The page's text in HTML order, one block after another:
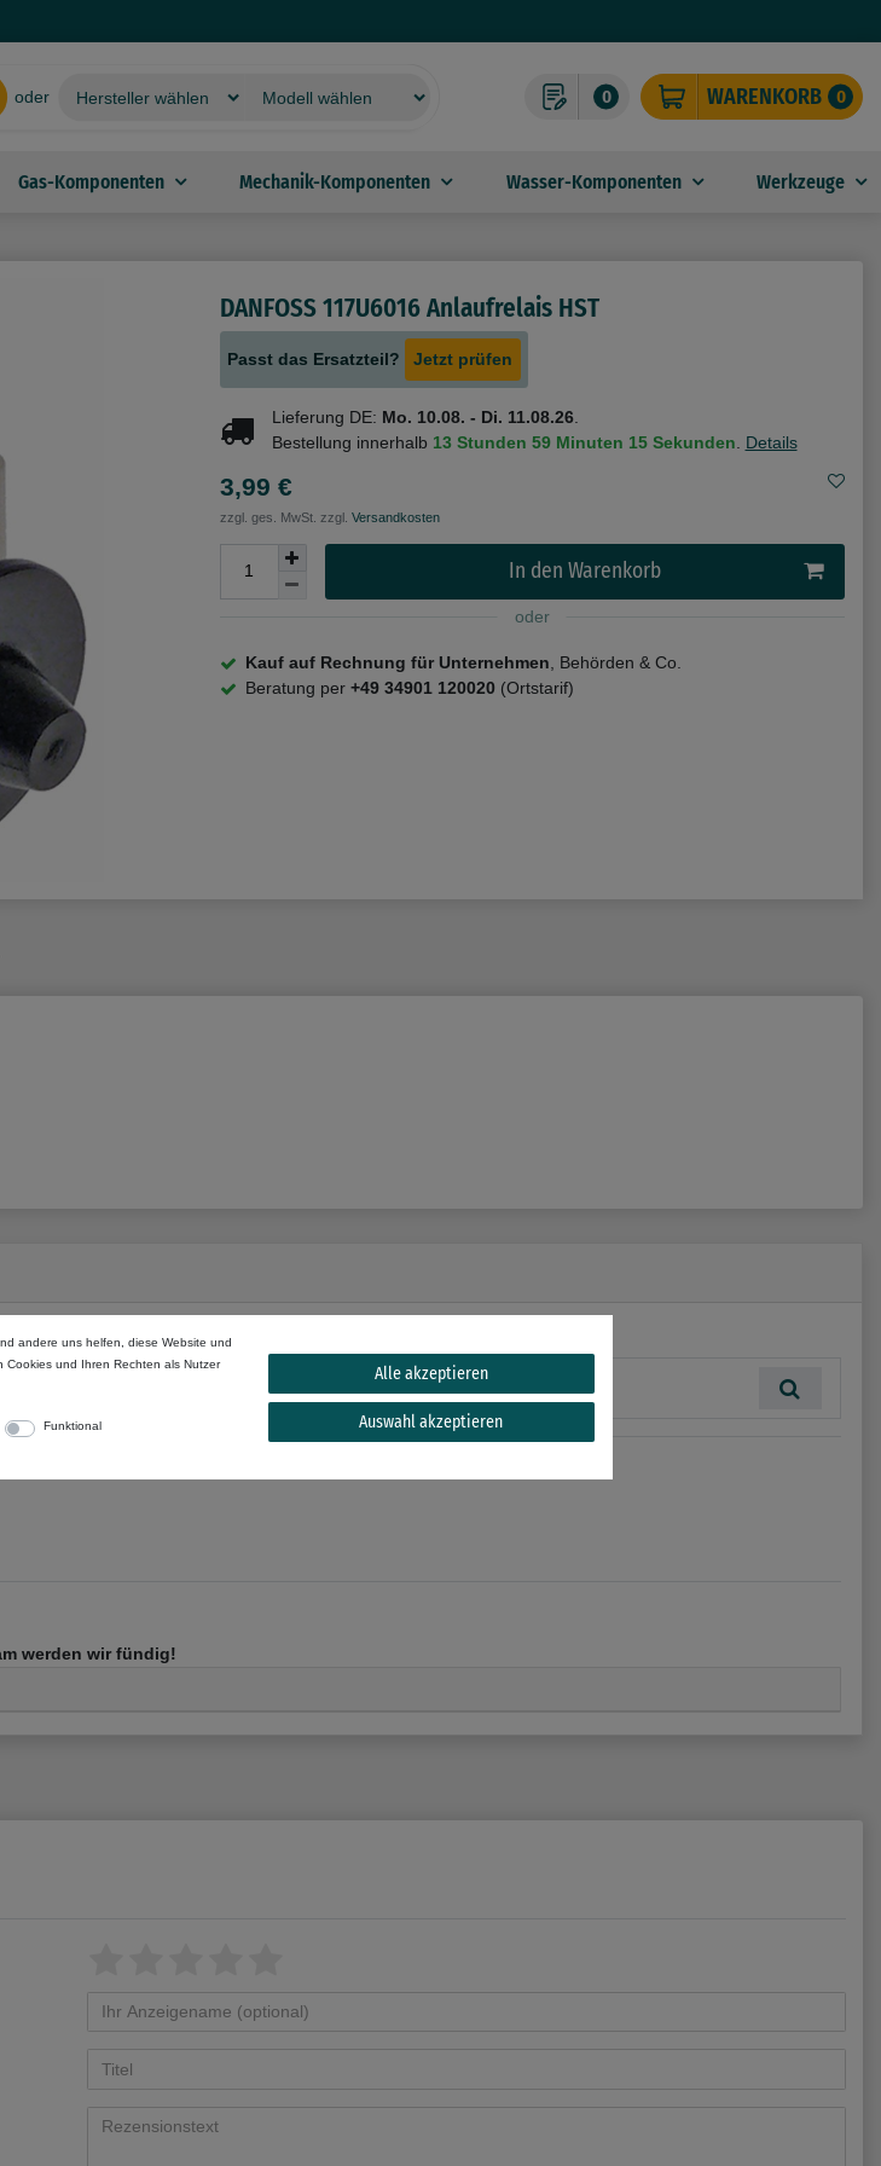
oder 0 WARENKORB 0
Gas-Komponenten Mechanik-Komponenten Wasser-Komponenten Werkzeuge
DANFOSS 117U6016 Anlaufrelais HST
Passt das Ersatzteil? Jetzt prüfen
Lieferung DE: Mo. 10.08. - Di. 11.08.26.
Bestellung innerhalb 13 Stunden 59 Minuten 13 Sekunden. Details
3,99 €
zzgl. ges. MwSt. zzgl. Versandkosten
In den Warenkorb
oder
Kauf auf Rechnung für Unternehmen , Behörden & Co.
Beratung per +49 34901 120020 (Ortstarif)
werden wir fündig!
andere uns helfen, diese Website und
Cookies und Ihren Rechten als Nutzer
Funktional
Alle akzeptieren
Auswahl akzeptieren